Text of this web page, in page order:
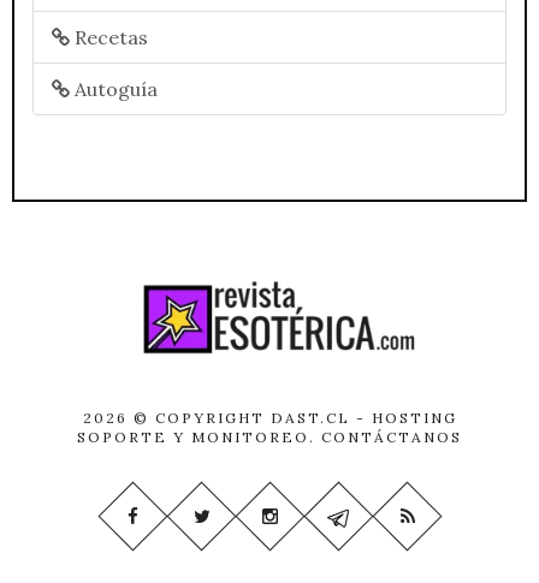
Recetas
Autoguía
2026 © COPYRIGHT DAST.CL - HOSTING
SOPORTE Y MONITOREO. CONTÁCTANOS